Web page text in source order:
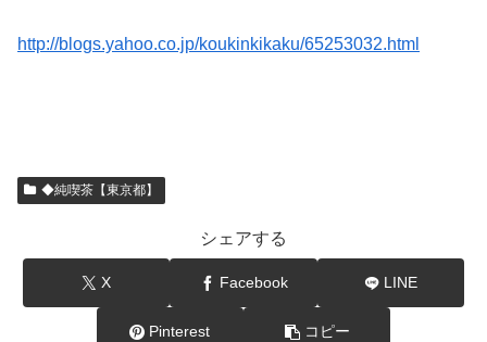
http://blogs.yahoo.co.jp/koukinkikaku/65253032.html
◆純喫茶【東京都】
シェアする
X Facebook LINE
Pinterest コピー